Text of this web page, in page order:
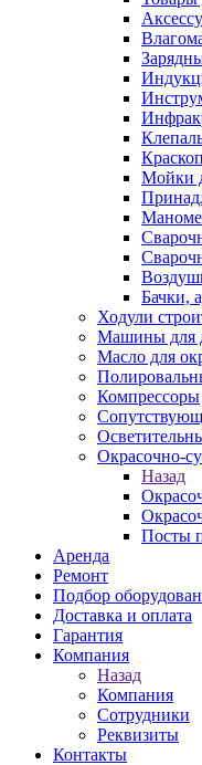
Мойки
Бачки,
Ходули
Машины для
Масло для
Компрессоры
Окрасочно-
Назад
Посты
Аренда
Ремонт
Подбор
Доставка и оплата
Гарантия
Компания
Назад
Компания
Сотрудники
Реквизиты
Контакты